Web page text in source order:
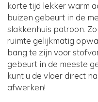
korte tijd lekker warm
buizen gebeurt in de
slakkenhuis patroon.
ruimte gelijkmatig
bang te zijn voor
gebeurt in de meeste
kunt u de vloer direct
afwerken!